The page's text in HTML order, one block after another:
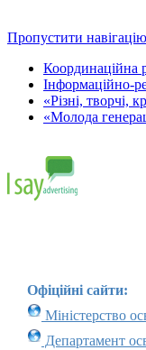
Пропустити навігацію
Координаційна
Інформаційно-
«Різні, творчі,
«Молода
Офіційні сайти:
Міністерство
Департамент